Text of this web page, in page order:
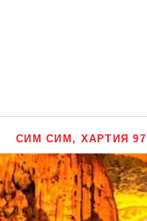
СИМ СИМ, ХАРТИЯ